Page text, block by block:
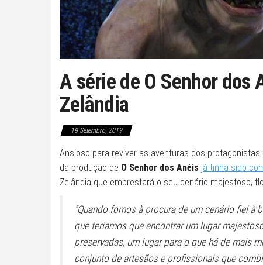
A série de O Senhor dos
Zelândia
19 Setembro, 2019
Ansioso para reviver as aventuras dos
da produção de O Senhor dos Anéis já tinha sido
Zelândia que emprestará o seu cenário majestoso,
“Quando fomos à procura de um cenário fiel à
que teríamos que encontrar um lugar
preservadas, um lugar para o que há de mais
conjunto de artesãos e profissionais que